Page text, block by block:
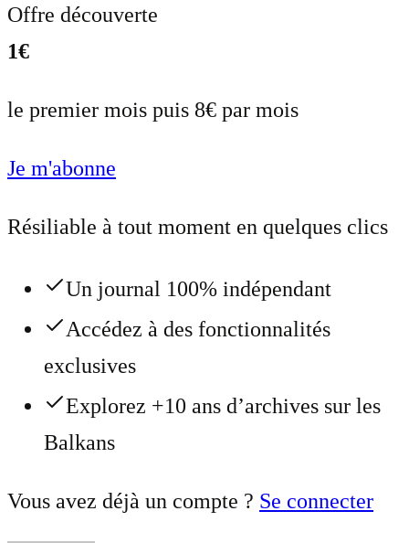
Offre découverte
1€
le premier mois puis 8€ par mois
Je m'abonne
Résiliable à tout moment en quelques clics
Un journal 100% indépendant
Accédez à des fonctionnalités
exclusives
Explorez +10 ans d’archives sur les
Balkans
Vous avez déjà un compte ? Se connecter